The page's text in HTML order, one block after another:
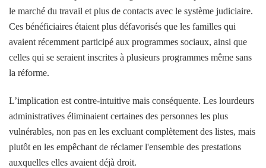
le marché du travail et plus de contacts avec le système judiciaire.
Ces bénéficiaires étaient plus défavorisés que les familles qui
avaient récemment participé aux programmes sociaux, ainsi que
celles qui se seraient inscrites à plusieurs programmes même sans
la réforme.
L’implication est contre-intuitive mais conséquente. Les lourdeurs
administratives éliminaient certaines des personnes les plus
vulnérables, non pas en les excluant complètement des listes, mais
plutôt en les empêchant de réclamer l'ensemble des prestations
auxquelles elles avaient déjà droit.